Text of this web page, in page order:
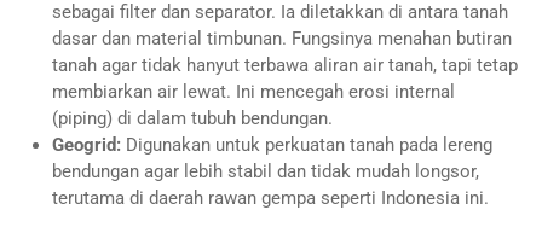
sebagai filter dan separator. Ia diletakkan di antara tanah
dasar dan material timbunan. Fungsinya menahan butiran
tanah agar tidak hanyut terbawa aliran air tanah, tapi tetap
membiarkan air lewat. Ini mencegah erosi internal
(piping) di dalam tubuh bendungan.
Geogrid:Digunakan untuk perkuatan tanah pada lereng
bendungan agar lebih stabil dan tidak mudah longsor,
terutama di daerah rawan gempa seperti Indonesia ini.